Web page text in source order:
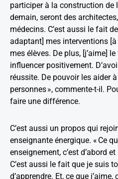
participer à la construction de
demain, seront des
médecins. C’est aussi le fait
adaptant] mes interventions
mes élèves. De plus, [j’aime]
influencer positivement.
réussite. De pouvoir les aider
personnes », commente-t-il.
faire une différence.
C’est aussi un propos qui
enseignante énergique. « Ce
enseignement, c’est d’abord
C’est aussi le fait que je suis
d’apprendre. Et, ce que j’aime,